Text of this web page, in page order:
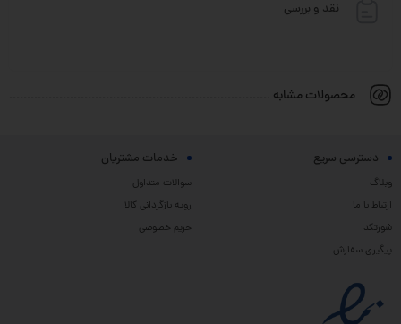
نقد و بررسی
محصولات مشابه
دسترسی سریع
وبلاگ
ارتباط با ما
شورتکد
پیگیری سفارش
خدمات مشتریان
سوالات متداول
رویه بازگردانی کالا
حریم خصوصی